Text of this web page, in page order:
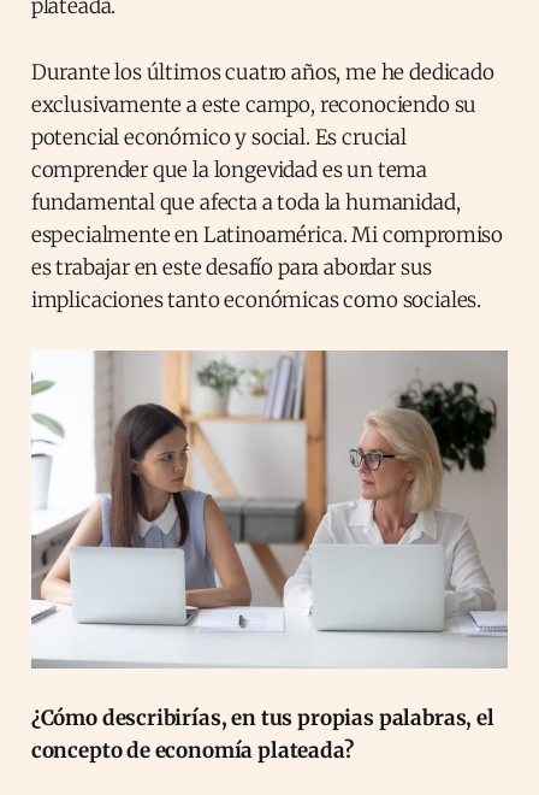
plateada.
Durante los últimos cuatro años, me he dedicado
exclusivamente a este campo, reconociendo su
potencial económico y social. Es crucial
comprender que la longevidad es un tema
fundamental que afecta a toda la humanidad,
especialmente en Latinoamérica. Mi compromiso
es trabajar en este desafío para abordar sus
implicaciones tanto económicas como sociales.
¿Cómo describirías, en tus propias palabras, el
concepto de economía plateada?